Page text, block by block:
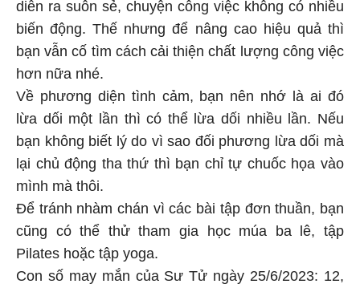
diễn ra suôn sẻ, chuyện công việc không có nhiều
biến động. Thế nhưng để nâng cao hiệu quả thì
bạn vẫn cố tìm cách cải thiện chất lượng công việc
hơn nữa nhé.
Về phương diện tình cảm, bạn nên nhớ là ai đó
lừa dối một lần thì có thể lừa dối nhiều lần. Nếu
bạn không biết lý do vì sao đối phương lừa dối mà
lại chủ động tha thứ thì bạn chỉ tự chuốc họa vào
mình mà thôi.
Để tránh nhàm chán vì các bài tập đơn thuần, bạn
cũng có thể thử tham gia học múa ba lê, tập
Pilates hoặc tập yoga.
Con số may mắn của Sư Tử ngày 25/6/2023: 12,